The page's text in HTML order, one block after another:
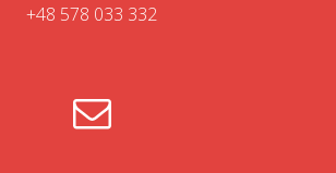
+48 578 033 332